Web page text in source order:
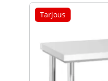
Tarjous